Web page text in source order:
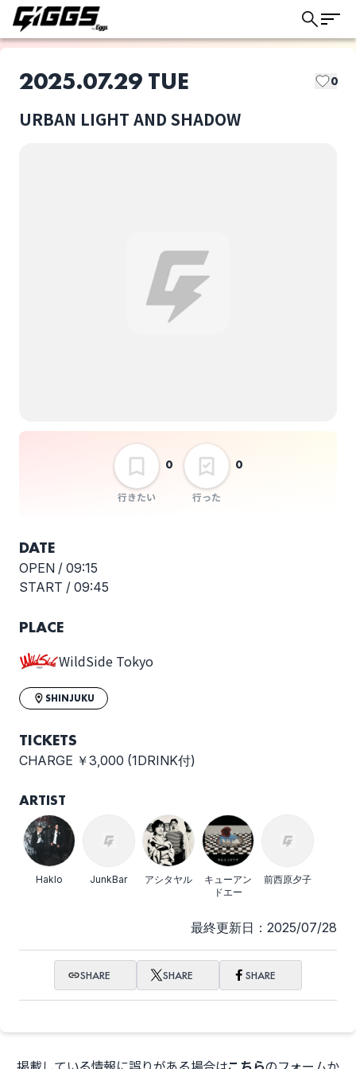
2025.07.29 TUE 0
URBAN LIGHT AND SHADOW
行きたい
0
行った
0
キューアンドエー
選択しない
DATE
OPEN / 09:15
START / 09:45
PLACE
WildSide Tokyo
SHINJUKU
TICKETS
CHARGE ￥3,000 (1DRINK付)
ARTIST
Haklo JunkBar アシタヤル
キューアン
ドエー
前西原夕子
最終更新日：2025/07/28
SHARE SHARE SHARE
このライブの取り置きは終了しました